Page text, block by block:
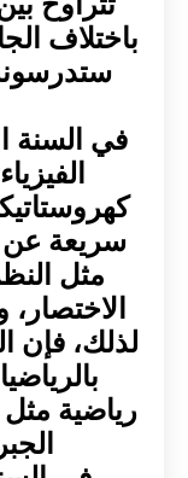
باختلاف
في السنة
سريعة عن
مثل
لذلك، فإن
رياضية